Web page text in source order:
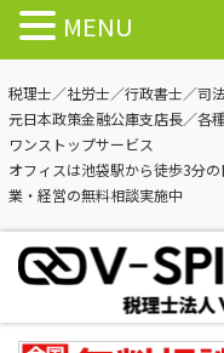
税理士／社労士／行政書士／司
元日本政策金融公庫支店長／各
ワンストップサービス
オフィスは池袋駅から徒歩3分
業・経営の無料相談実施中
MENU